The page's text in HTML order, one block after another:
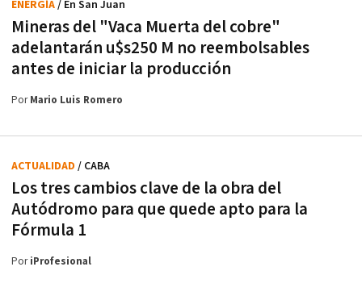
Mineras del "Vaca Muerta del cobre"
adelantarán u$s250 M no reembolsables
antes de iniciar la producción
ENERGÍA/ En San Juan
PorMario Luis Romero
Los tres cambios clave de la obra del
Autódromo para que quede apto para la
Fórmula 1
ACTUALIDAD / CABA
PoriProfesional